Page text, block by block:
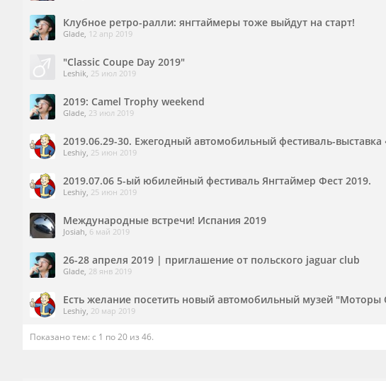
Клубное ретро-ралли: янгтаймеры тоже выйдут на старт!
Glade, 12 апр 2019
"Classic Coupe Day 2019"
Leshik, 25 июл 2019
2019: Camel Trophy weekend
Glade, 23 июл 2019
2019.06.29-30. Ежегодный автомобильный фестиваль-выставка
Leshiy, 25 июн 2019
2019.07.06 5-ый юбилейный фестиваль Янгтаймер Фест 2019.
Leshiy, 25 июн 2019
Международные встречи! Испания 2019
Josiah, 6 май 2019
26-28 апреля 2019 | приглашение от польского jaguar club
Glade, 28 янв 2019
Есть желание посетить новый автомобильный музей "Моторы
Leshiy, 20 мар 2019
Показано тем: с 1 по 20 из 46.